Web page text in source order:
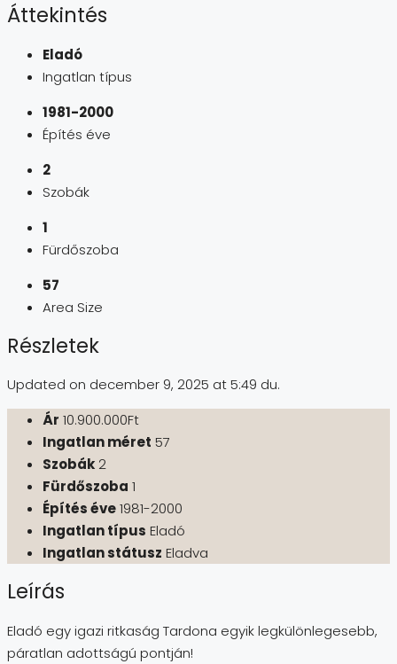
Áttekintés
Eladó
Ingatlan típus
1981-2000
Építés éve
2
Szobák
1
Fürdőszoba
57
Area Size
Részletek
Updated on december 9, 2025 at 5:49 du.
Ár 10.900.000Ft
Ingatlan méret 57
Szobák 2
Fürdőszoba 1
Építés éve1981-2000
Ingatlan típus Eladó
Ingatlan státusz Eladva
Leírás
Eladó egy igazi ritkaság Tardona egyik legkülönlegesebb,
páratlan adottságú pontján!